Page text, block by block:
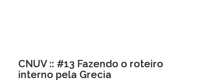
CNUV :: #13 Fazendo o roteiro
interno pela Grecia